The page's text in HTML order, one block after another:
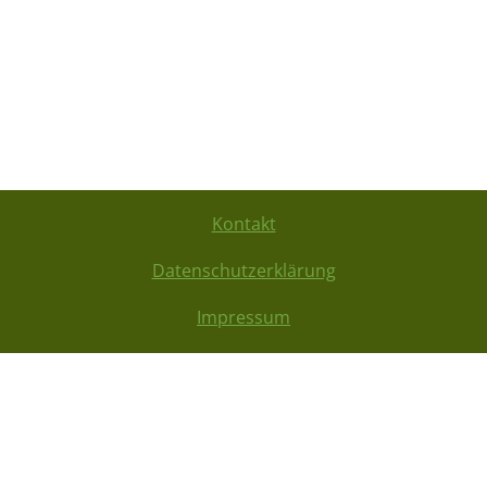
Kontakt
Datenschutzerklärung
Impressum